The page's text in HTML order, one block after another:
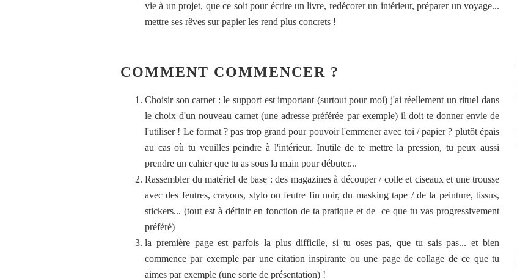
vie à un projet, que ce soit pour écrire un livre, redécorer un intérieur, préparer un voyage...
mettre ses rêves sur papier les rend plus concrets !
COMMENT COMMENCER ?
Choisir son carnet : le support est important (surtout pour moi) j'ai réellement un rituel dans
le choix d'un nouveau carnet (une adresse préférée par exemple) il doit te donner envie de
l'utiliser ! Le format ? pas trop grand pour pouvoir l'emmener avec toi / papier ? plutôt épais
au cas où tu veuilles peindre à l'intérieur. Inutile de te mettre la pression, tu peux aussi
prendre un cahier que tu as sous la main pour débuter...
Rassembler du matériel de base : des magazines à découper / colle et ciseaux et une trousse
avec des feutres, crayons, stylo ou feutre fin noir, du masking tape / de la peinture, tissus,
stickers... (tout est à définir en fonction de ta pratique et de ce que tu vas progressivement
préféré)
la première page est parfois la plus difficile, si tu oses pas, que tu sais pas... et bien
commence par exemple par une citation inspirante ou une page de collage de ce que tu
aimes par exemple (une sorte de présentation) !